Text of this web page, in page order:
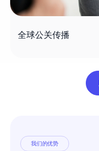
全球公关传播
我们的优势